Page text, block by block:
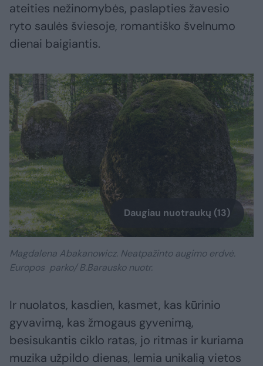
ateities nežinomybės, paslapties žavesio
ryto saulės šviesoje, romantiško švelnumo
dienai baigiantis.
Daugiau nuotraukų (13)
Magdalena Abakanowicz. Neatpažinto augimo erdvė.
Europos parko/ B.Barausko nuotr.
Ir nuolatos, kasdien, kasmet, kas kūrinio
gyvavimą, kas žmogaus gyvenimą,
besisukantis ciklo ratas, jo ritmas ir kuriama
muzika užpildo dienas, lemia unikalią vietos